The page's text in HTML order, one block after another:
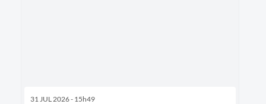
31 JUL 2026 - 15h49